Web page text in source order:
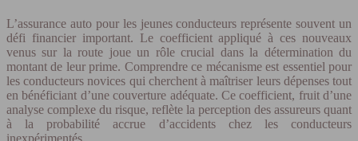
L’assurance auto pour les jeunes conducteurs représente souvent un
défi financier important. Le coefficient appliqué à ces nouveaux
venus sur la route joue un rôle crucial dans la détermination du
montant de leur prime. Comprendre ce mécanisme est essentiel pour
les conducteurs novices qui cherchent à maîtriser leurs dépenses tout
en bénéficiant d’une couverture adéquate. Ce coefficient, fruit d’une
analyse complexe du risque, reflète la perception des assureurs quant
à la probabilité accrue d’accidents chez les conducteurs
inexpérimentés.